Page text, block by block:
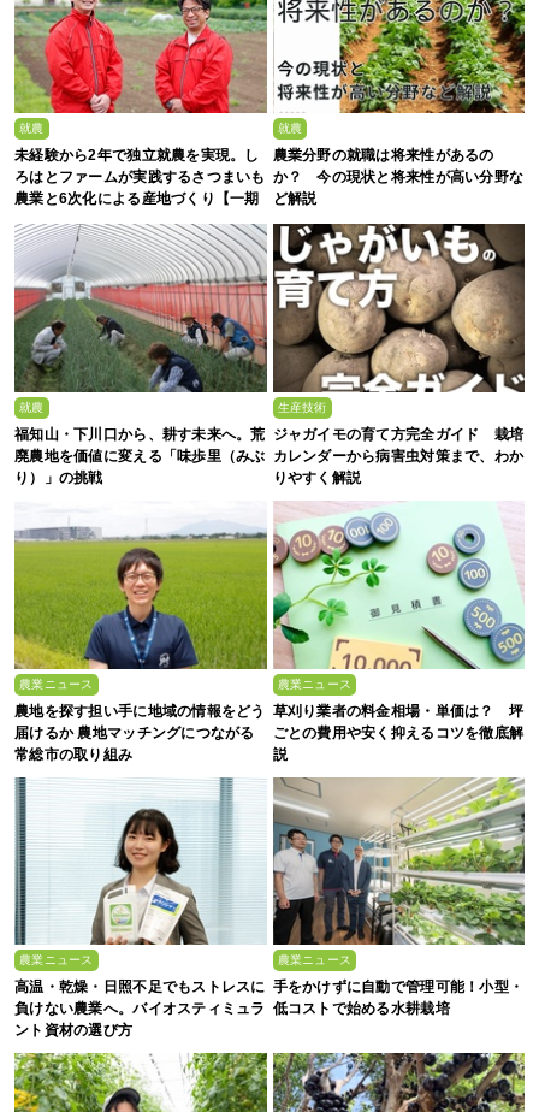
就農
未経験から2年で独立就農を実現。し
ろはとファームが実践するさつまいも
農業と6次化による産地づくり【一期
生募集】
就農
農業分野の就職は将来性があるの
か？ 今の現状と将来性が高い分野な
ど解説
就農
福知山・下川口から、耕す未来へ。荒
廃農地を価値に変える「味歩里（みぶ
り）」の挑戦
生産技術
ジャガイモの育て方完全ガイド 栽培
カレンダーから病害虫対策まで、わか
りやすく解説
農業ニュース
農地を探す担い手に地域の情報をどう
届けるか 農地マッチングにつながる
常総市の取り組み
農業ニュース
草刈り業者の料金相場・単価は？ 坪
ごとの費用や安く抑えるコツを徹底解
説
農業ニュース
高温・乾燥・日照不足でもストレスに
負けない農業へ。バイオスティミュラ
ント資材の選び方
農業ニュース
手をかけずに自動で管理可能！小型・
低コストで始める水耕栽培